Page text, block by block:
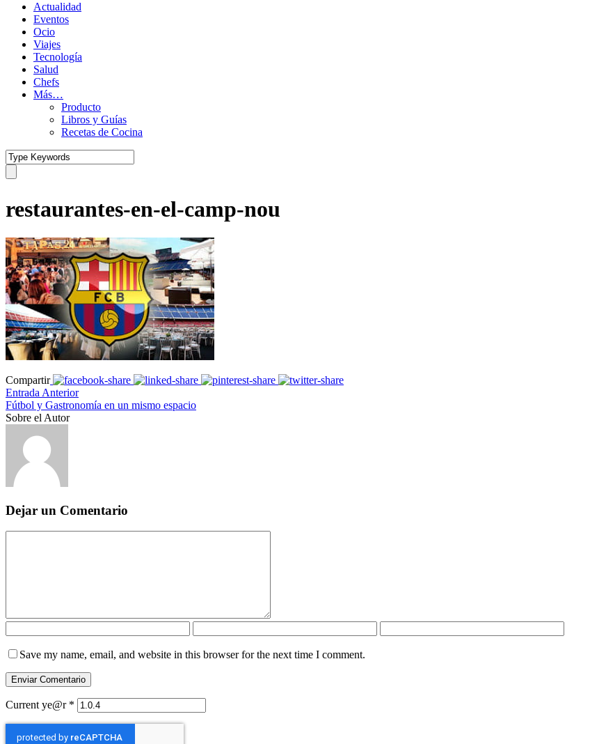
Actualidad
Eventos
Ocio
Viajes
Tecnología
Salud
Chefs
Más…
Producto
Libros y Guías
Recetas de Cocina
restaurantes-en-el-camp-nou
Compartir
Entrada Anterior
Fútbol y Gastronomía en un mismo espacio
Sobre el Autor
Dejar un Comentario
Save my name, email, and website in this browser for the next time I comment.
Current ye@r *